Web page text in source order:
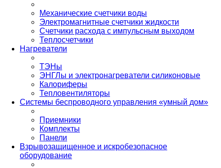
Механические счетчики воды
Электромагнитные счетчики жидкости
Счетчики расхода с импульсным выходом
Теплосчетчики
Нагреватели
ТЭНы
ЭНГЛы и электронагреватели силиконовые
Калориферы
Тепловентиляторы
Системы беспроводного управления «умный дом»
Приемники
Комплекты
Панели
Взрывозащищенное и искробезопасное
оборудование